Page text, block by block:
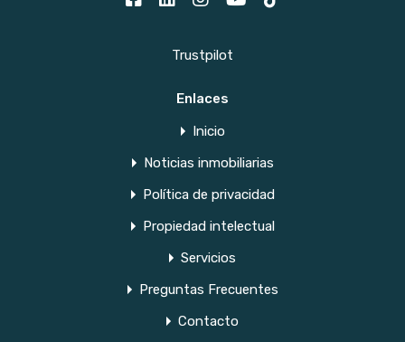
Trustpilot
Enlaces
Inicio
Noticias inmobiliarias
Política de privacidad
Propiedad intelectual
Servicios
Preguntas Frecuentes
Contacto